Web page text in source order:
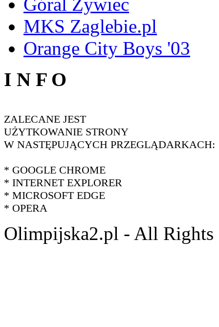
MKS Zaglebie.pl
Orange City Boys '03
I N F O
ZALECANE JEST
UŻYTKOWANIE STRONY
W NASTĘPUJĄCYCH PRZEGLĄDARKACH:
* GOOGLE CHROME
* INTERNET EXPLORER
* MICROSOFT EDGE
* OPERA
Olimpijska2.pl - All Rights